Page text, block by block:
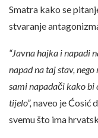
Smatra kako se
stvaranje
“Javna hajka i napadi
napad na taj stav,
sami napadači kako
tijelo”, naveo je Ćosić
svemu što ima